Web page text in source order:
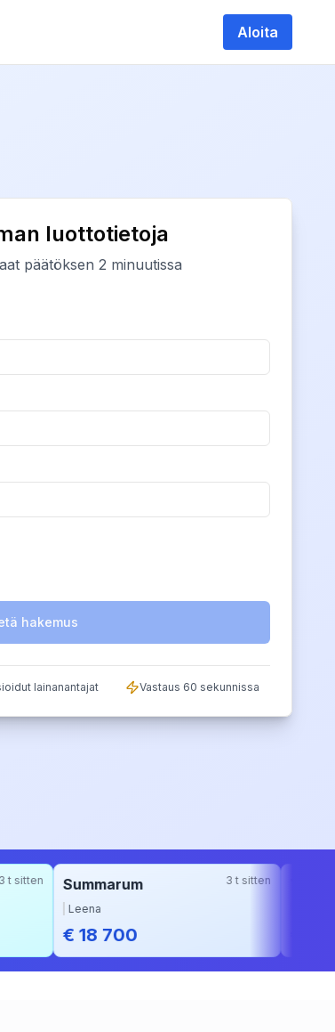
Aloita
luottotietoja
päätöksen 2 minuutissa
hakemus
lainanantajat Vastaus 60 sekunnissa
Summarum
€ 18 700
Vippi